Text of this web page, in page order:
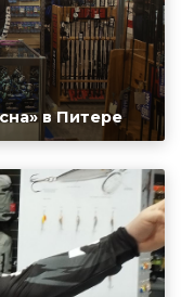
в Питере